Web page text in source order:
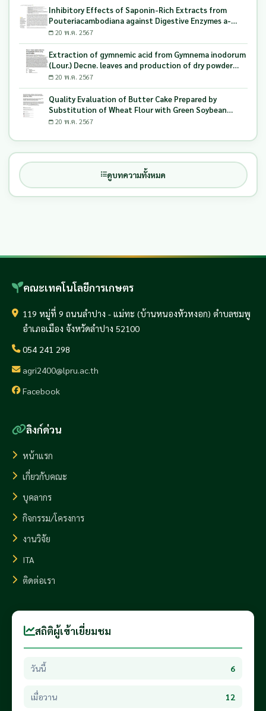
Inhibitory Effects of Saponin-Rich Extracts from
Pouteriacambodiana against Digestive Enzymes a-
Glucosidase and Pancreatic Lipase
20 พ.ค. 2567
Extraction of gymnemic acid from Gymnema inodorum
(Lour.) Decne. leaves and production of dry powder
extract using maltodextrin
20 พ.ค. 2567
Quality Evaluation of Butter Cake Prepared by
Substitution of Wheat Flour with Green Soybean
(Glycine Max L.) Okara
20 พ.ค. 2567
ดูบทความทั้งหมด
คณะเทคโนโลยีการเกษตร
119 หมู่ที่ 9 ถนนลำปาง - แม่ทะ (บ้านหนองหัวหงอก) ตำบลชมพู
อำเภอเมือง จังหวัดลำปาง 52100
054 241 298
agri2400@lpru.ac.th
Facebook
ลิงก์ด่วน
หน้าแรก
เกี่ยวกับคณะ
บุคลากร
กิจกรรม/โครงการ
งานวิจัย
ITA
ติดต่อเรา
สถิติผู้เข้าเยี่ยมชม
วันนี้ 6
เมื่อวาน 12